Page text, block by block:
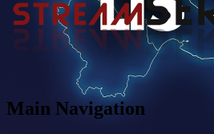
Main Navigation